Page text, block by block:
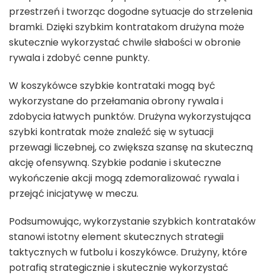
przestrzeń i tworząc dogodne sytuacje do strzelenia
bramki. Dzięki szybkim kontratakom drużyna może
skutecznie wykorzystać chwile słabości w obronie
rywala i zdobyć cenne punkty.
W koszykówce szybkie kontrataki mogą być
wykorzystane do przełamania obrony rywala i
zdobycia łatwych punktów. Drużyna wykorzystująca
szybki kontratak może znaleźć się w sytuacji
przewagi liczebnej, co zwiększa szansę na skuteczną
akcję ofensywną. Szybkie podanie i skuteczne
wykończenie akcji mogą zdemoralizować rywala i
przejąć inicjatywę w meczu.
Podsumowując, wykorzystanie szybkich kontrataków
stanowi istotny element skutecznych strategii
taktycznych w futbolu i koszykówce. Drużyny, które
potrafią strategicznie i skutecznie wykorzystać